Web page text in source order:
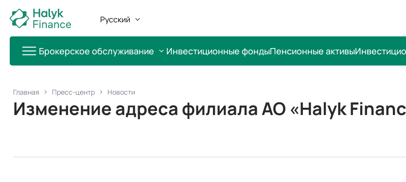
Русский
Брокерское обслуживание Инвестиционные фондыПенсионные активы
Главная Пресс-центр Новости
Изменение адреса филиала АО «Halyk